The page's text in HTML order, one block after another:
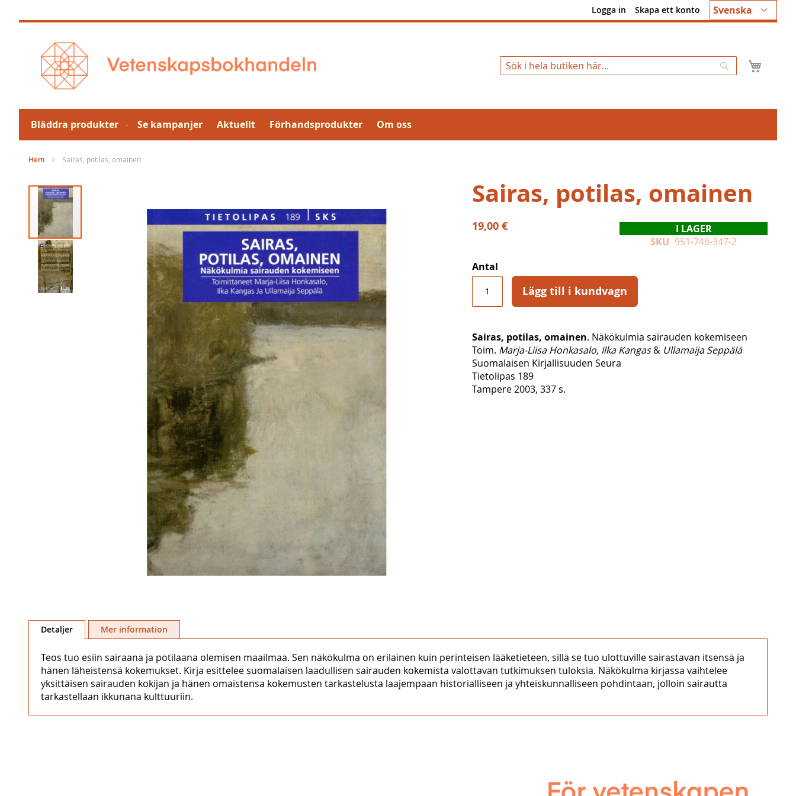
till
Språk
Svenska
Logga in Skapa ett konto
Sök
Bläddra produkter Se kampanjer Aktuellt Förhandsprodukter Om oss
Hem Sairas, potilas, omainen
Hoppa
till
slutet
av
bildgalleriet
till
bildgalleriet
Sairas, potilas, omainen
19,00 €
I LAGER
SKU 951-746-347-2
Antal
Lägg till i kundvagn
Sairas, potilas, omainen. Näkökulmia sairauden kokemiseen
Toim. Marja-Liisa Honkasalo, Ilka Kangas& Ullamaija Seppälä
Suomalaisen Kirjallisuuden Seura
Tietolipas 189
Tampere 2003, 337 s.
Detaljer
Teos tuo esiin sairaana ja potilaana olemisen maailmaa. Sen näkökulma on erilainen kuin perinteisen lääketieteen, sillä se tuo ulottuville sairastavan itsensä ja
hänen läheistensä kokemukset. Kirja esittelee suomalaisen laadullisen sairauden kokemista valottavan tutkimuksen tuloksia. Näkökulma kirjassa vaihtelee
yksittäisen sairauden kokijan ja hänen omaistensa kokemusten tarkastelusta laajempaan historialliseen ja yhteiskunnalliseen pohdintaan, jolloin sairautta
tarkastellaan ikkunana kulttuuriin.
Mer information